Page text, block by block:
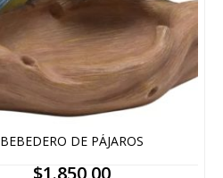
BEBEDERO DE PÁJAROS
$1.850,00